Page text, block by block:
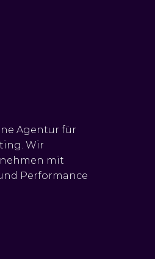
Agentur für
Wir
mit
Performance